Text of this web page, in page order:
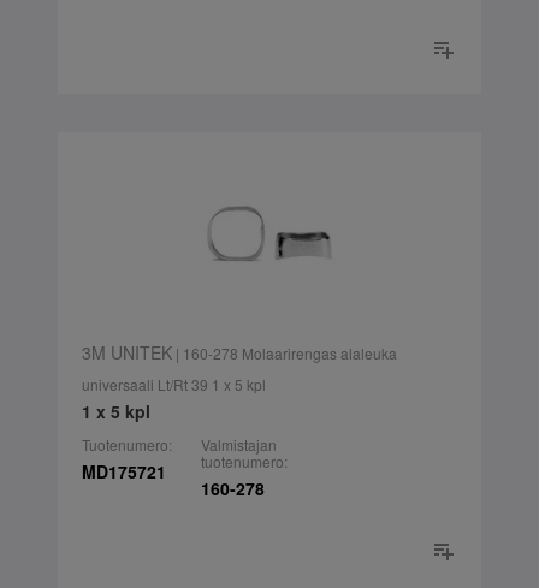
3M UNITEK| 160-278 Molaarirengas alaleuka
universaali Lt/Rt 39 1 x 5 kpl
1 x 5 kpl
Tuotenumero:
MD175721
Valmistajan
tuotenumero:
160-278